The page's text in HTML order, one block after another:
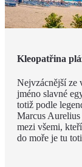
Kleopatřina
Nejvzácnější ze
jméno slavné
totiž podle
Marcus
mezi všemi,
do moře je tu